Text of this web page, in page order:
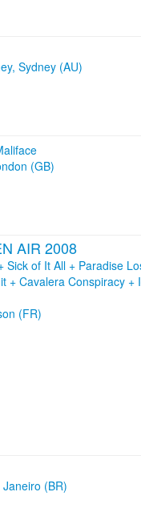
Sydney (AU)
(GB)
AIR 2008
Sick of It All + Paradise
+ Cavalera Conspiracy +
(FR)
(BR)